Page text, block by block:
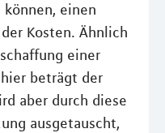
einen
Kosten. Ähnlich
einer
beträgt der
aber durch diese
ausgetauscht,